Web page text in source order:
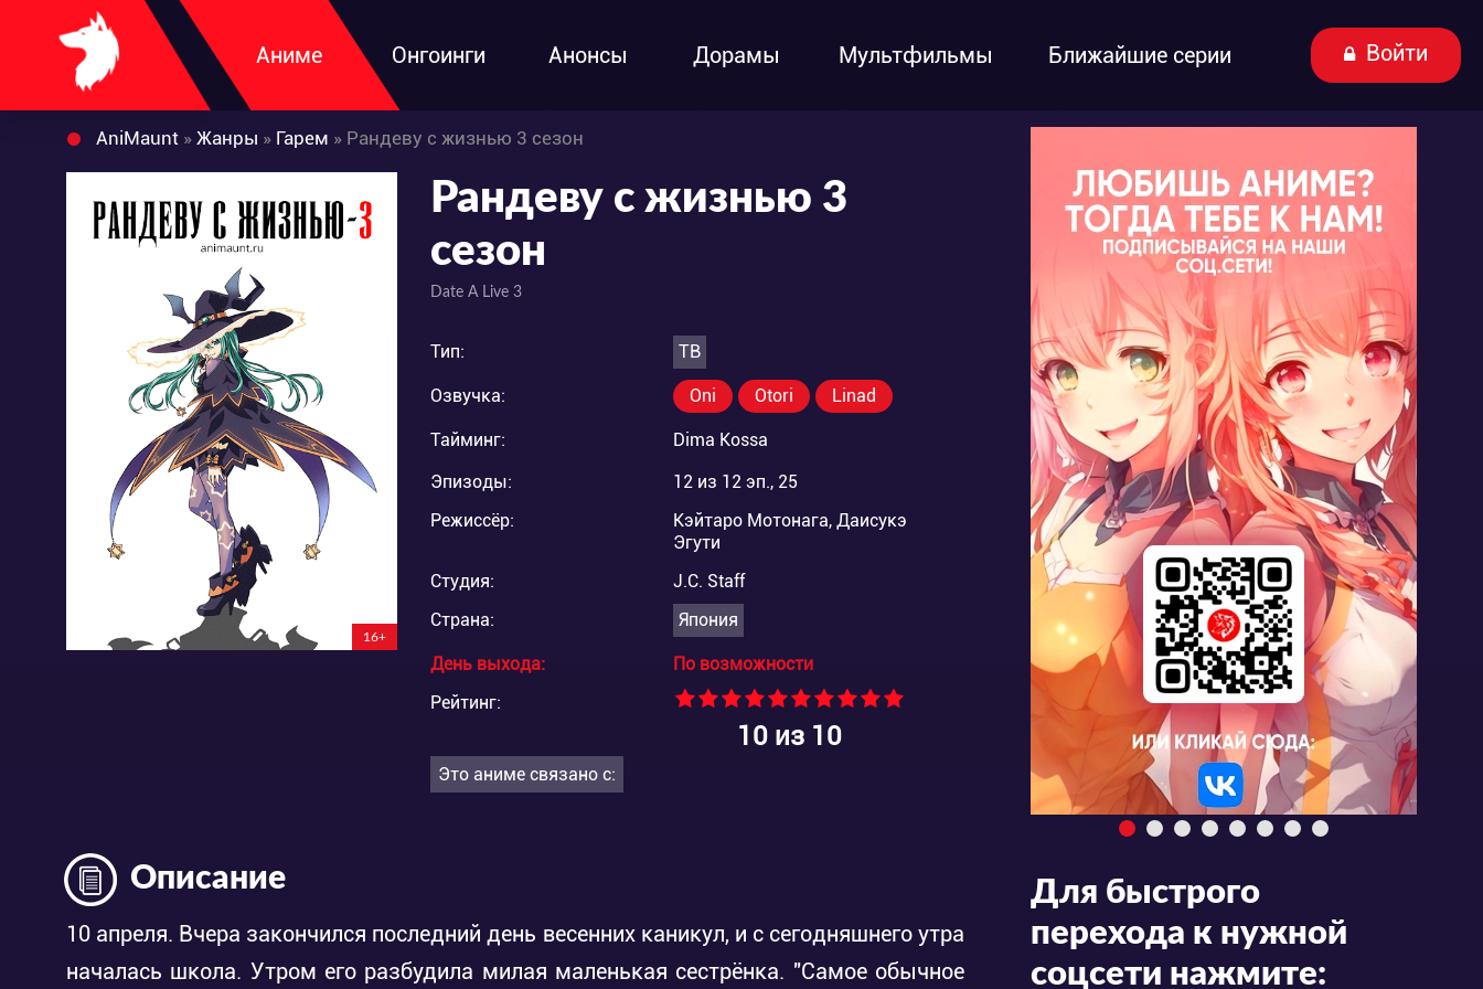
Аниме Онгоинги Анонсы Дорамы Мультфильмы Ближайшие серии Войти
AniMaunt » Жанры » Гарем » Рандеву с жизнью 3 сезон
16+
Рандеву с жизнью 3
сезон
Date A Live 3
Тип: ТВ
Озвучка: Oni Otori Linad
Тайминг:
Dima Kossa
Эпизоды:
12 из 12 эп., 25
Режиссёр:
Кэйтаро Мотонага, Даисукэ
Эгути
Студия:
J.C. Staff
Страна:
Япония
День выхода:
По возможности
Рейтинг:
10из 10
Это аниме связано с:
Описание
10 апреля. Вчера закончился последний день весенних каникул, и с сегодняшнего утра
началась школа. Утром его разбудила милая маленькая сестрёнка. "Самое обычное
Для быстрого
перехода к нужной
соцсети нажмите: